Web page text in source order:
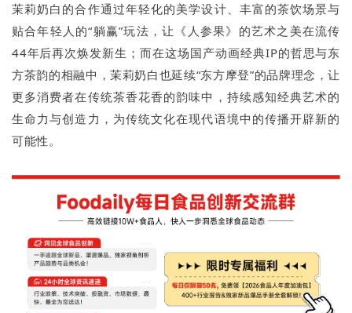
茉莉奶白的合作通过年轻化的美学设计、丰富的茶饮场景与
贴合年轻人的“躺赢”玩法，让《人参果》的艺术之美在流传
44年后再次焕发新生；而在这场国产动画经典IP的哲思与东
方茶韵的相融中，茉莉奶白也延续“东方摩登”的品牌理念，让
更多消费者在传统茶香花香的韵味中，持续感知经典艺术的
生命力与创造力，为传统文化在现代语境中的传播开辟新的
可能性。